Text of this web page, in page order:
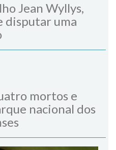
Jean Wyllys,
disputar uma
mortos e
nacional dos